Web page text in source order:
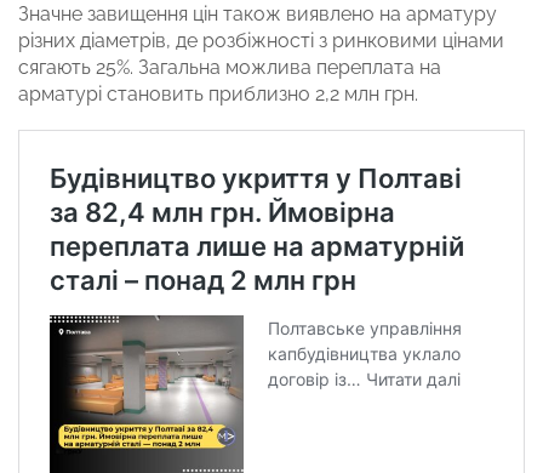
Значне завищення цін також виявлено на арматуру
різних діаметрів, де розбіжності з ринковими цінами
сягають 25%. Загальна можлива переплата на
арматурі становить приблизно 2,2 млн грн.